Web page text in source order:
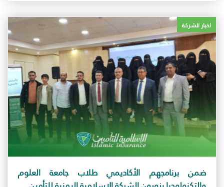
اخبار الشركة
ضمن برنامجهم الأكاديمي طلاب جامعة العلوم